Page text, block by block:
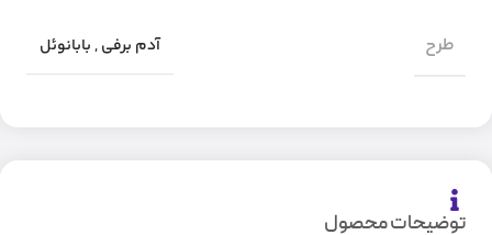
توضیحات محصول
طرح آدم برفی,بابانوئل